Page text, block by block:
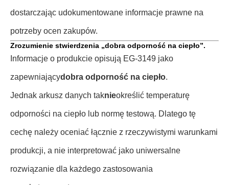
dostarczając udokumentowane informacje prawne na
potrzeby ocen zakupów.
Zrozumienie stwierdzenia „dobra odporność na ciepło”.
Informacje o produkcie opisują EG-3149 jako
zapewniającydobra odporność na ciepło.
Jednak arkusz danych taknieokreślić temperaturę
odporności na ciepło lub normę testową. Dlatego tę
cechę należy oceniać łącznie z rzeczywistymi warunkami
produkcji, a nie interpretować jako uniwersalne
rozwiązanie dla każdego zastosowania